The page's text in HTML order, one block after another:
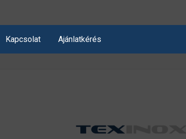
Kapcsolat Ajánlatkérés